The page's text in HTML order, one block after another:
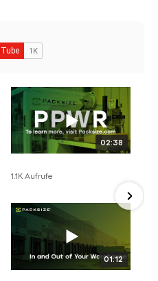
02:38
1.1K Aufrufe
01:12